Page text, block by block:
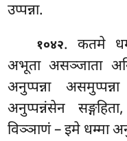
उप्पन्ना.
१०४२. कतमे
अभूता असञ्जाता
अनुप्पन्ना
अनुप्पन्नंसेन
विञ्ञाणं – इमे धम्मा